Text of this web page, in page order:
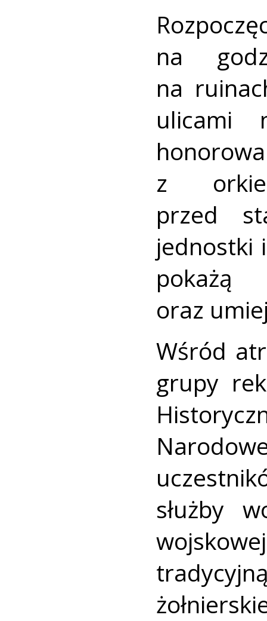
na
na
ulicami
z
przed
jednostki
oraz
Wśród
grupy
służby